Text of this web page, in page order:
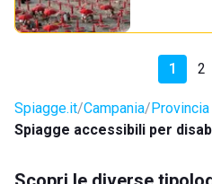
1 2
Spiagge.it Campania
Spiagge accessibili per